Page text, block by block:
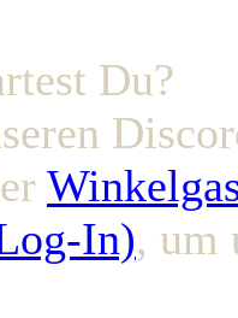
Du?
In), um